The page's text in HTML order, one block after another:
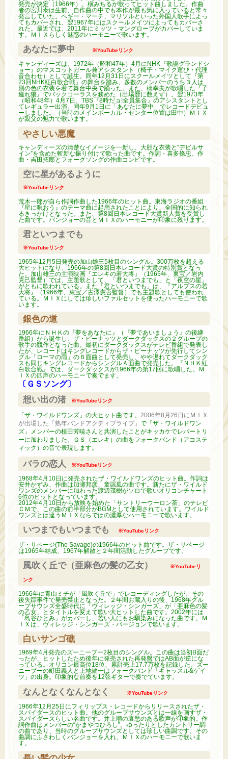
発売が決定（1966年）。槇みちるが歌ってヒット曲しました。作曲
者の宮川泰は生前、自作曲の中でも本作が最も気に入っていると常々
発言していた。ペギー・マーチ、マリソルといった外国人歌手によっ
てもカバーされ、翌1967年にはスクールメイツによってもカバーさ
れた。最近では、2011年にミッツ・マングローブがカバーしていま
す。ＭＩＸらしく魅惑のハーモニーで歌います。
あなたに夢中 ※YouTubeリンク
キャンディーズは、1972年（昭和47年）4月にNHK『歌謡グランドシ
ョー』のマスコットガール兼アシスタント（椅子・マイク運び・代理
音合わせ）として誕生。同年12月31日にスクールメイツとして『第
23回NHK紅白歌合戦』の舞台を踏み、多数のメンバーのうち３人は
別の色の衣装を着て舞台中央で踊った。また、橋幸夫が歌唱した『子
連れ狼』でバックコーラスを務めた（出場歴に数えず）。翌1973年
（昭和48年）4月7日、TBS『8時だョ!全員集合』のアシスタントとし
てレギュラー出演。同年9月1日に「あなたに夢中」でレコードデビュ
ーしました。（当時のメインボーカル・センター位置は田中）ＭＩＸ
が親父の魅力で歌います。
やさしい悪魔
キャンディーズの清楚なイメージを一新し、大胆な衣装と“デビルサ
イン”を含めた斬新な振り付けで歌った曲です。作詞・喜多條忠、作
曲・吉田拓郎とフォークソングの作曲コンビです。
空に星があるように
※YouTubeリンク
荒木一郎が自ら作詞作曲した1966年のヒット曲。東海ラジオの番組
『星に唄おう』のテーマ曲に起用されたことにより、全国的に知られ
るきっかけとなった。また、第8回日本レコード大賞新人賞を受賞し
た曲です。バンジョーの音とＭＩＸのハーモニーが印象に残ります。
君といつまでも
※YouTubeリンク
1965年12月5日発売の加山雄三5枚目のシングル。300万枚を超える
大ヒットになり、1966年の第8回日本レコード大賞の特別賞となっ
た。加山雄三の主演映画『エレキの若大将』（1965年、東宝／岩内
克己監督）では、主題歌として、「君といつまでも」と「夜空の星」
がともに歌われている。また「君といつまでも」は、『アルプスの若
大将』（1966年、東宝／古澤憲吾監督）でも主題歌としても使われ
ている。ＭＩＸにしては珍しいファルセットを使ったハーモニーで歌
います。
銀色の道
1966年にＮＨＫの『夢をあなたに』（『夢であいましょう』の後継
番組）から誕生し、ザ・ピーナッツとダークダックスの２グループの
歌手の競作となった曲。最初にダークダックスがテレビ番組で発表し
たが、レコードはキングレコードからザ・ピーナッツが先行してシン
グル「ローマの雨」のＢ面曲として発売し、やや遅れてダークダック
スも同じキングレコードからシングルＡ面曲で発売した。『ＮＨＫ紅
白歌合戦』では、ダークダックスが1966年の第17回に歌唱した。Ｍ
ＩＸの四声のハーモニーで奏でます。
〔ＧＳソング〕
想い出の渚 ※YouTubeリンク
「ザ・ワイルドワンズ」の大ヒット曲です。2006年8月26日にＭＩＸ
が出場した「熟年バンドアクティブライブ」で「ザ・ワイルドワン
ズ」メンバーの植田芳暁さんと共演したことがキッカケでレパートリ
ーに加わりました。ＧＳ（エレキ）の曲をフォークバンド（アコステ
ィック）の音で表現します。
バラの恋人 ※YouTubeリンク
1968年4月10日に発売されたザ・ワイルドワンズのヒット曲。作詞は
安井かずみ、作曲は加瀬邦彦、童謡風の曲です。新たにザ・ワイルド
ワンズのメンバーに加わった渡辺茂樹がソロで歌いオリコンチャート
6位のヒットとなっています。
2012年4月10日から放映を始めた「サントリーウーロン茶」のテレビ
ＣＭで、この曲の前半部分がBGMとして使用されています。ワイルド
ワンズとは違うＭＩＸならではの濃厚なハーモニーで歌います。
いつまでもいつまでも ※YouTubeリンク
ザ・サベージ(The Savage)の1966年のヒット曲です。ザ・サベージ
は1965年結成、1967年解散と２年間活動したグループです。
風吹く丘で（亜麻色の髪の乙女） ※YouTubeリ
ンク
1966年に青山ミチが「風吹く丘で」でレコーディングしたが、その
後失踪事件で発売禁止となった。２年間お蔵入りの後、1968年グル
ープサウンズ全盛時代に「ヴィレッジ・シンガーズ」が「亜麻色の髪
の乙女」とタイトルを変えて歌い大ヒットした曲です。2002年には
「島谷ひとみ」がカバーし、若い人にもお馴染みになった曲です。Ｍ
ＩＸは、ヴィレッジ・シンガーズ・バージョンで歌います。
白いサンゴ礁
1969年4月発売のズーニーブー2枚目のシングル。この曲は当初B面だ
ったが、ヒットしたため後年に発売された再発盤ではAB面が逆にな
っている。オリコン最高位18位、累計売上17.7万枚を記録した。ズー
ニーブーの町田義人と上地健一はフォークバンド「キャッスル&ゲイ
ツ」の出身。印象的な前奏を12弦ギターで奏でています。
なんとなくなんとなく ※YouTubeリンク
1966年12月25日にフィリップス・レコードからリリースされたザ・
スパイダースのヒット曲。他のグループサウンズとは一線を画すザ・
スパイダースらしい名曲です。井上順の哀愁のある歌声が印象的。作
詞作曲はメンバーの“かまやつひろし”。ゆったりとしたカントリー調
の曲であり、当時のグループサウンズとしては珍しい曲調です。その
曲調にふさわしくバンジョーを入れ、ＭＩＸのハーモニーで歌いま
す。